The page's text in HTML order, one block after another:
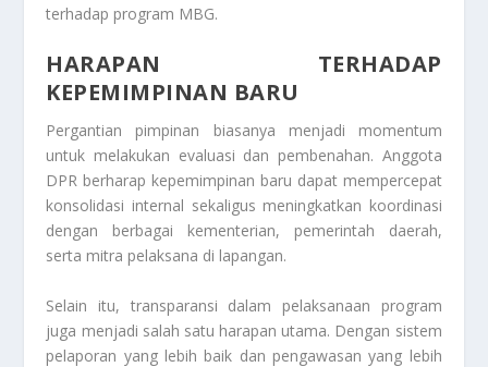
terhadap program MBG.
HARAPAN TERHADAP
KEPEMIMPINAN BARU
Pergantian pimpinan biasanya menjadi momentum
untuk melakukan evaluasi dan pembenahan. Anggota
DPR berharap kepemimpinan baru dapat mempercepat
konsolidasi internal sekaligus meningkatkan koordinasi
dengan berbagai kementerian, pemerintah daerah,
serta mitra pelaksana di lapangan.
Selain itu, transparansi dalam pelaksanaan program
juga menjadi salah satu harapan utama. Dengan sistem
pelaporan yang lebih baik dan pengawasan yang lebih